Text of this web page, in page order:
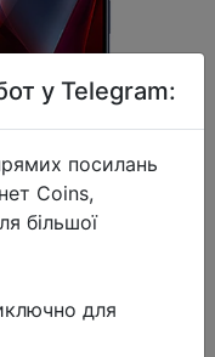
Edge
у Telegram:
посилань
Coins,
більшої
для